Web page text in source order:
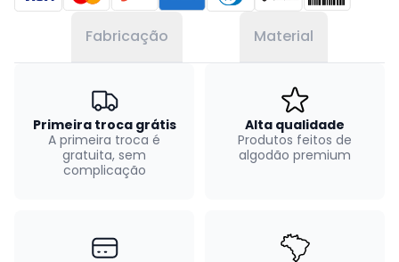
Fabricação Material
Primeira troca grátis
A primeira troca é
gratuita, sem
complicação
Alta qualidade
Produtos feitos de
algodão premium